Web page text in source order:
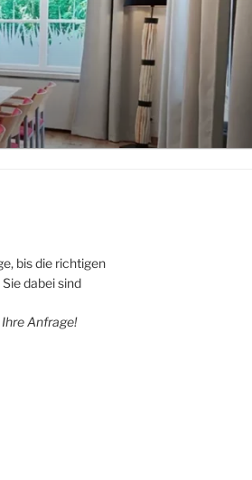
bis die richtigen
dabei sind
Anfrage!